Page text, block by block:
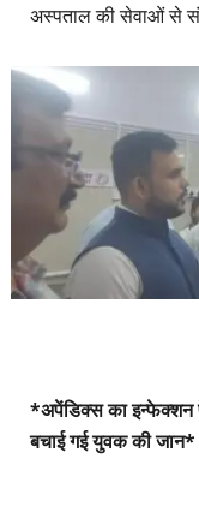
अस्पताल की सेवाओं से
*अपेंडिक्स का
बचाई गई युवक की जान*